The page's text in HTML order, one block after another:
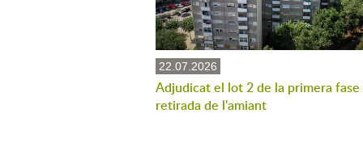
22.07.2026
Adjudicat el lot 2 de la primera fase
retirada de l'amiant